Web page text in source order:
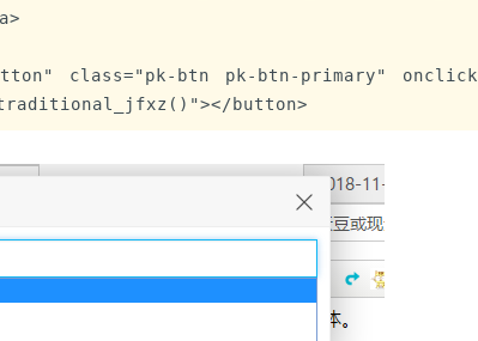
class="pk-btn pk-btn-primary" onclick
button>